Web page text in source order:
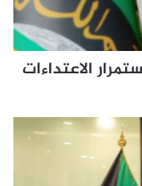
الاعتداءات